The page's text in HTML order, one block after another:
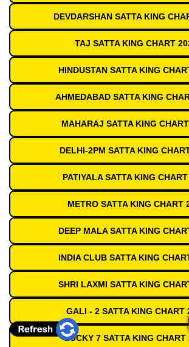
DEVDARSHAN SATTA KING
TAJ SATTA KING CHART
HINDUSTAN SATTA KING
AHMEDABAD SATTA KING
MAHARAJ SATTA KING
DELHI-2PM SATTA KING
PATIYALA SATTA KING
METRO SATTA KING CHART
DEEP MALA SATTA KING
INDIA CLUB SATTA KING
SHRI LAXMI SATTA KING
GALI - 2 SATTA KING CHART
LUCKY 7 SATTA KING CHART